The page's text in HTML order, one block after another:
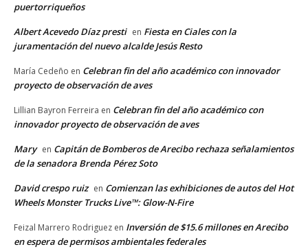
puertorriqueños
Albert Acevedo Díaz presti en Fiesta en Ciales con la
juramentación del nuevo alcalde Jesús Resto
María Cedeño en Celebran fin del año académico con innovador
proyecto de observación de aves
Lillian Bayron Ferreira en Celebran fin del año académico con
innovador proyecto de observación de aves
Mary en Capitán de Bomberos de Arecibo rechaza señalamientos
de la senadora Brenda Pérez Soto
David crespo ruiz en Comienzan las exhibiciones de autos del Hot
Wheels Monster Trucks Live™: Glow-N-Fire
Feizal Marrero Rodriguez en Inversión de $15.6 millones en Arecibo
en espera de permisos ambientales federales